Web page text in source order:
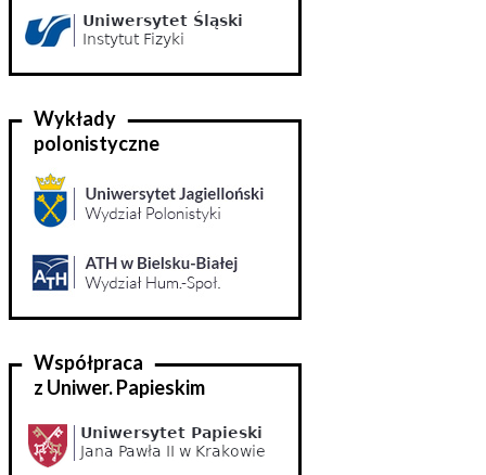
Wykłady
polonistyczne
Współpraca
z Uniwer. Papieskim